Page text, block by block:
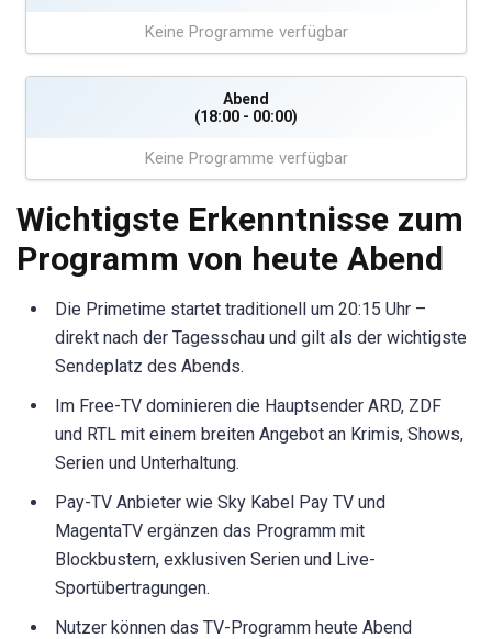
Keine Programme verfügbar
Abend
(18:00 - 00:00)
Keine Programme verfügbar
Wichtigste Erkenntnisse zum
Programm von heute Abend
Die Primetime startet traditionell um 20:15 Uhr –
direkt nach der Tagesschau und gilt als der wichtigste
Sendeplatz des Abends.
Im Free-TV dominieren die Hauptsender ARD, ZDF
und RTL mit einem breiten Angebot an Krimis, Shows,
Serien und Unterhaltung.
Pay-TV Anbieter wie Sky Kabel Pay TV und
MagentaTV ergänzen das Programm mit
Blockbustern, exklusiven Serien und Live-
Sportübertragungen.
Nutzer können das TV-Programm heute Abend